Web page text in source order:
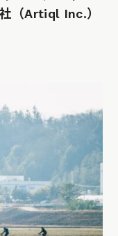
（Artiql Inc.）